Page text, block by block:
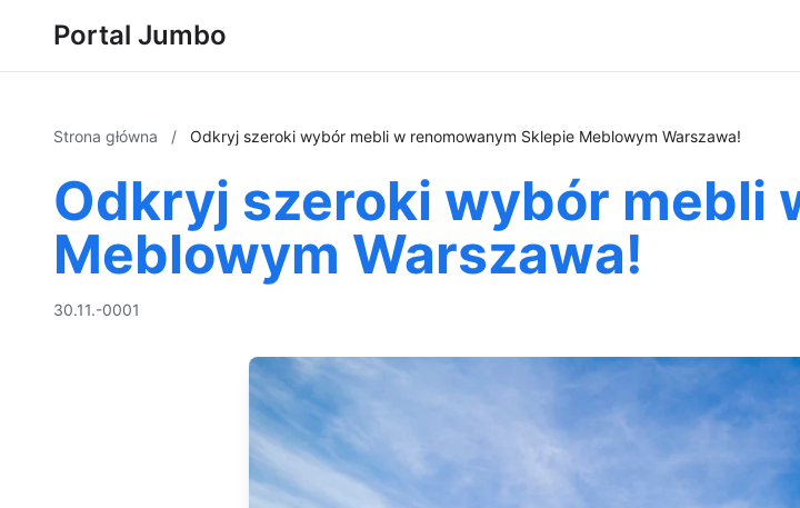
Portal Jumbo
Strona główna / Odkryj szeroki wybór mebli w renomowanym Sklepie Meblowym Warszawa!
Odkryj szeroki wybór mebli
Meblowym Warszawa!
30.11.-0001